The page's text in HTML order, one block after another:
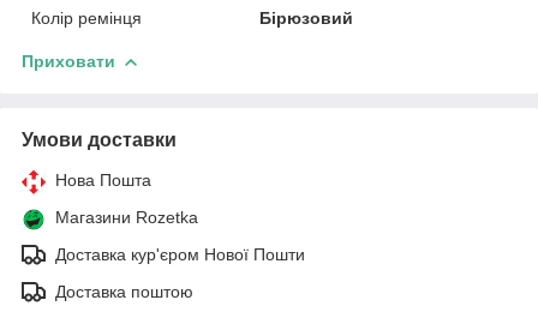
Колір ремінця
Бірюзовий
Приховати
Умови доставки
Нова Пошта
Магазини Rozetka
Доставка кур'єром Нової Пошти
Доставка поштою